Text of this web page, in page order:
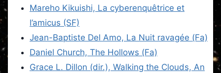
Mareho Kikuishi, La cyberenquêtrice et
l’amicus (SF)
Jean-Baptiste Del Amo, La Nuit ravagée (Fa)
Daniel Church, The Hollows (Fa)
Grace L. Dillon (dir.), Walking the Clouds, An